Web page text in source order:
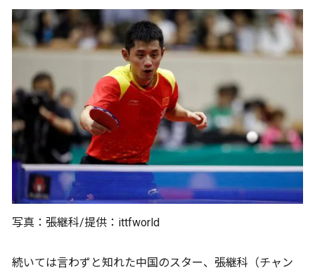
写真：張継科/提供：ittfworld
続いては言わずと知れた中国のスター、張継科（チャン